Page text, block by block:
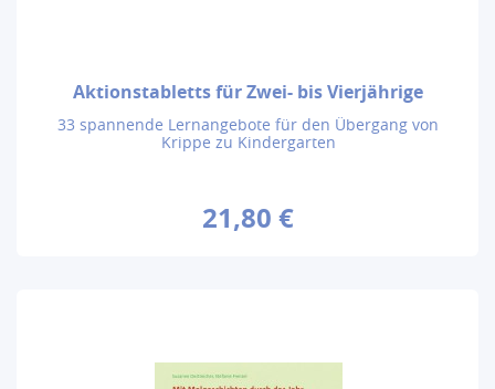
Aktionstabletts für Zwei- bis Vierjährige
33 spannende Lernangebote für den Übergang von
Krippe zu Kindergarten
21,80 €